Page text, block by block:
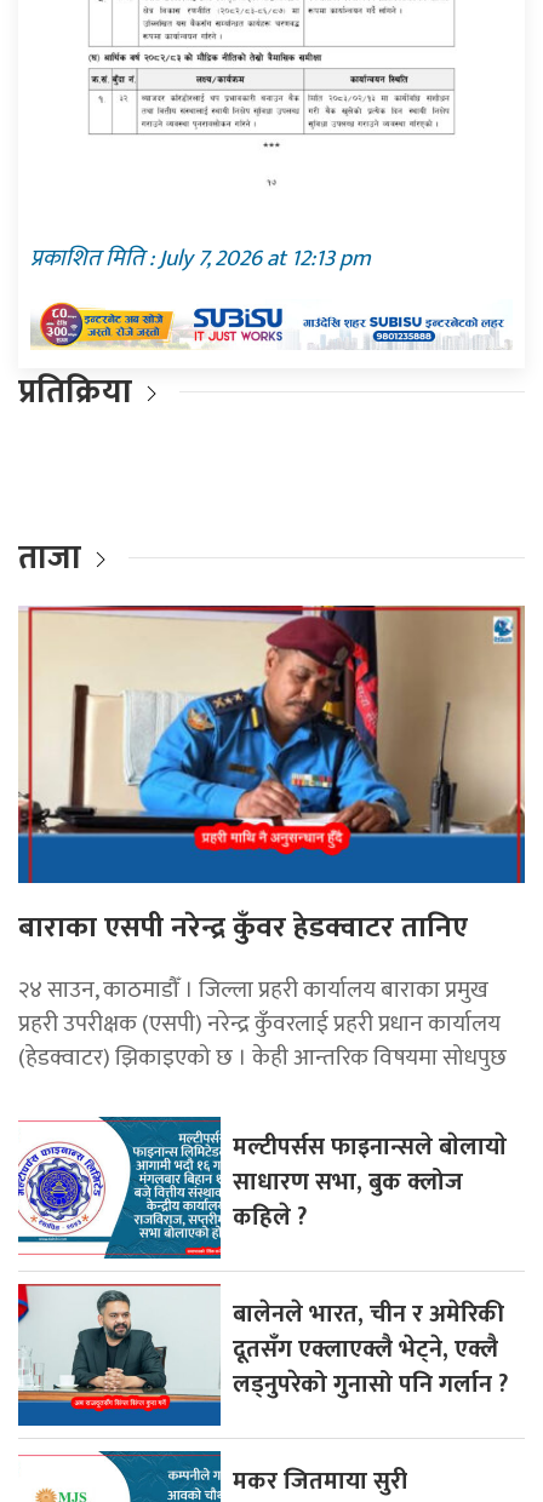
प्रकाशित मिति : July 7, 2026 at 12:13 pm
प्रतिक्रिया
ताजा
बाराका एसपी नरेन्द्र कुँवर हेडक्वाटर तानिए
२४ साउन, काठमाडौँ । जिल्ला प्रहरी कार्यालय बाराका प्रमुख
प्रहरी उपरीक्षक (एसपी) नरेन्द्र कुँवरलाई प्रहरी प्रधान कार्यालय
(हेडक्वाटर) झिकाइएको छ । केही आन्तरिक विषयमा सोधपुछ
मल्टीपर्सस फाइनान्सले बाेलायाे
साधारण सभा, बुक क्लोज
कहिले ?
बालेनले भारत, चीन र अमेरिकी
दूतसँग एक्लाएक्लै भेट्ने, एक्लै
लड्नुपरेको गुनासो पनि गर्लान ?
मकर जितमाया सुरी